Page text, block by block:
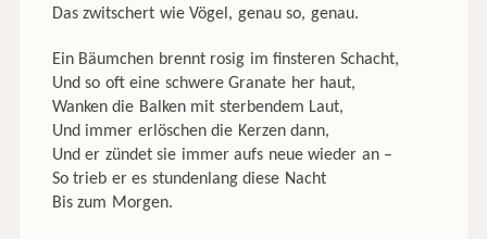
Das zwitschert wie Vögel, genau so, genau.
Ein Bäumchen brennt rosig im finsteren Schacht,
Und so oft eine schwere Granate her haut,
Wanken die Balken mit sterbendem Laut,
Und immer erlöschen die Kerzen dann,
Und er zündet sie immer aufs neue wieder an –
So trieb er es stundenlang diese Nacht
Bis zum Morgen.